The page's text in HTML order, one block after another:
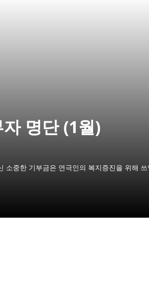
명단 (1월)
소중한 기부금은 연극인의 복지증진을 위해